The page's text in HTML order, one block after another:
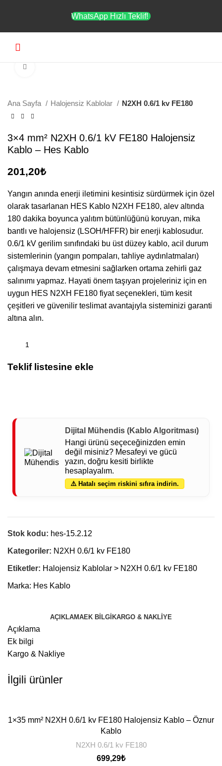
WhatsApp Hızlı Teklif!
Ana Sayfa Halojensiz Kablolar N2XH 0.6/1 kv FE180
3×4 mm² N2XH 0.6/1 kV FE180 Halojensiz
Kablo – Hes Kablo
201,20₺
Yangın anında enerji iletimini kesintisiz sürdürmek için özel
olarak tasarlanan HES Kablo N2XH FE180, alev altında
180 dakika boyunca yalıtım bütünlüğünü koruyan, mika
bantlı ve halojensiz (LSOH/HFFR) bir enerji kablosudur.
0.6/1 kV gerilim sınıfındaki bu üst düzey kablo, acil durum
sistemlerinin (yangın pompaları, tahliye aydınlatmaları)
çalışmaya devam etmesini sağlarken ortama zehirli gaz
salınımı yapmaz. Hayati önem taşıyan projeleriniz için en
uygun HES N2XH FE180 fiyat seçenekleri, tüm kesit
çeşitleri ve güvenilir teslimat avantajıyla sisteminizi garanti
altına alın.
Teklif listesine ekle
Dijital Mühendis (Kablo Algoritması)
Hangi ürünü seçeceğinizden emin
değil misiniz? Mesafeyi ve gücü
yazın, doğru kesiti birlikte
hesaplayalım.
⚠️ Hatalı seçim riskini sıfıra indirin.
Stok kodu: hes-15.2.12
Kategoriler: N2XH 0.6/1 kv FE180
Etiketler: Halojensiz Kablolar > N2XH 0.6/1 kv FE180
Marka: Hes Kablo
AÇIKLAMAEK BILGI KARGO & NAKLIYE
Açıklama
Ek bilgi
Kargo & Nakliye
İlgili ürünler
1×35 mm² N2XH 0.6/1 kv FE180 Halojensiz Kablo – Öznur
Kablo
N2XH 0.6/1 kv FE180
699,29₺